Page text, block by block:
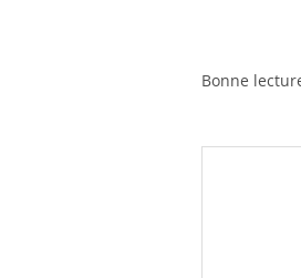
Bonne